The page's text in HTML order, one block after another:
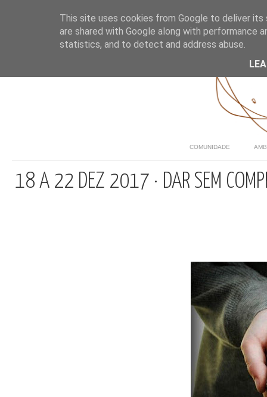
COMUNIDADE
18 A 22 DEZ 2017 · DAR SEM
This site uses cookies from Google to deliver
are shared with Google along with performance
statistics, and to detect and address abuse.